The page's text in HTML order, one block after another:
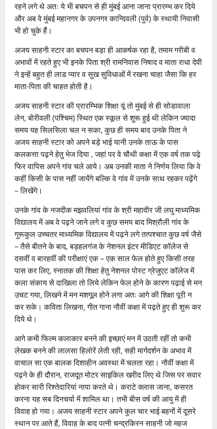
रहने लगे थे अतः ये भी बचपन से ही मुंबई आना जाना प्रारम्भ कर दिये
और अब वे मुंबई महानगर के उपनगर कान्दिवली (पुर्व) के स्थायी निवासी
भी हो चुके हैं।
अजय साहनी स्टार का बचपन बड़ा ही आकर्षक रहा है, तमाम गरीबी व
अभावों में रहते हुए भी इनके पिता श्री रामनिवास निषाद व माता राधा देवी
ने इन्हें बहुत ही लाड प्यार व सुख सुविधाओं में रखना चाहा जैसा कि हर
माता-पिता की चाहत होती है।
अजय साहनी स्टार की प्रारम्भिक शिक्षा यूं तो मुंबई से ही सोडावाला
लेन, बोरीवली (पश्चिम) स्थित एक स्कूल से शुरू हुई थी लेकिन ज्यादा
समय यह सिलसिला चल न सका, कुछ ही समय बाद उनके पिता ने
अजय साहनी स्टार को अपने बड़े भाई यानी उनके ताऊ के पास
कलकत्ता पढ़ने हेतु भेज दिया , जहां पर वे चौथी कक्षा में एक वर्ष तक पढ़े
फिर वापिस अपने गांव चले आये। अब उनकी माता ने निर्णय लिया कि वे
कहीं किसी के पास नहीं जायेंगे बल्कि वे गांव में उनके साथ रहकर पढ़ेंगे
– लिखेंगे।
उनके गांव के नजदीक मझवलियां गांव के श्री महावीर जी लघु माध्यमिक
विद्यालय में अब वे पढ़ने जाने लगे व कुछ समय बाद मिश्रौली गांव के
गुरूकुल उच्चतर माध्यमिक विद्यालय में पढ़ने लगे तत्पश्चात कुछ वर्ष जैसे
– तैसे बीतने के बाद, बड़हलगंज के नेशनल इंटर मीडिएट कॉलेज से
दसवीं व बारहवीं की परीक्षाएं एक – एक साल फेल होते हुए किसी तरह
पास कर लिए, स्नातक की शिक्षा हेतु नेशनल पोस्ट ग्रेजुएट कॉलेज में
कला संकाय से दाखिला तो लिये लेकिन फेल होने के कारण पढ़ाई से मन
उचट गया, लिखने में मन मशगूल होने लगा अतः आगे की शिक्षा पूरी न
कर सके। कविता लिखना, गीत गाना नौवीं कक्षा में पढ़ते हुए ही शुरू कर
दिये थे।
आगे कभी फिल्म कलाकार बनने की इच्छाएं मन में उठती रहीं तो कभी
लेखक बनने की लालसा हिलोरें लेती रही, सही मार्गदर्शन के अभाव में
वाचाल सा एक बालक दिशाहीन अवस्था में चलता रहा। नौवीं कक्षा में
पढ़ने के ही दौरान, राजदूत मोटर साइकिल खरीद लिए थे जिस पर सवार
होकर सारी रिश्तेदारियां नापा करते थे। कराटे क्लास जाना, कसरत
करना यह सब दिनचर्या में शामिल था। तभी बीस वर्ष की आयु में ही
विवाह हो गया। अजय साहनी स्टार अपने कुल चार भाई बहनों में दूसरे
स्थान पर आते हैं, विवाह के बाद पत्नी चन्द्रकिरन साहनी जो महज